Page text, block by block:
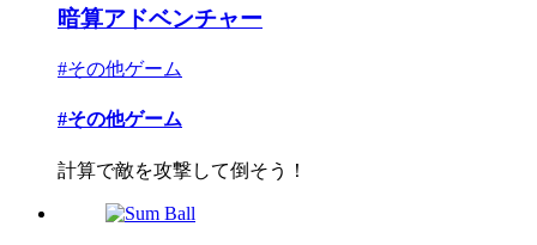
暗算アドベンチャー
#その他ゲーム
#その他ゲーム
計算で敵を攻撃して倒そう！